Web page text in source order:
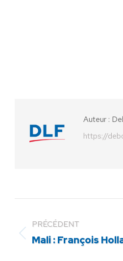
Auteur :
https://
PRÉCÉDENT
Article
Mali : François